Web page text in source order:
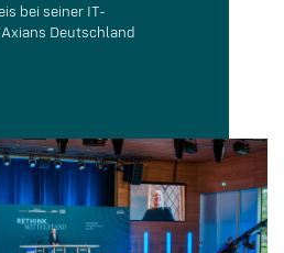
bei seiner IT-
Deutschland